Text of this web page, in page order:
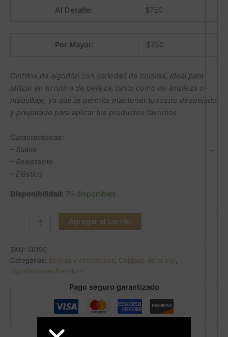
Al Detalle: $750
Por Mayor: $750
Cintillos de algodón con variedad de colores, ideal para
utilizar en tu rutina de belleza, tanto como de limpieza o
maquillaje, ya que te permite mantener tu rostro despejado
y preparado para aplicar tus productos favoritos.
Características:
– Suave
– Resistente
– Elástico
Disponibilidad: 75 disponibles
-
Agregar al carrito
SKU: 00190
Categorías: Belleza y cosméticos, Cuidado de la piel,
Liquidaciones Premium
Pago seguro garantizado